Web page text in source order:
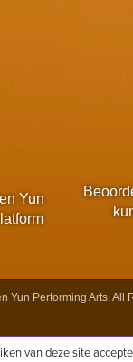
Yun
Yun Performing Arts. All
van deze site